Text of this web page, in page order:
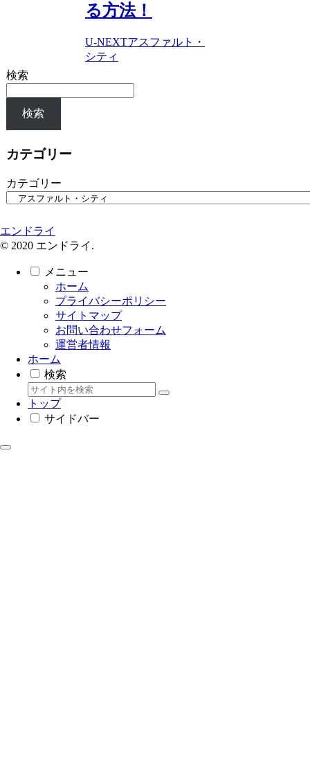
る方法！
U-NEXTアスファルト・
シティ
検索
検索
カテゴリー
カテゴリー
エンドライ
© 2020 エンドライ.
メニュー
ホーム
プライバシーポリシー
サイトマップ
お問い合わせフォーム
運営者情報
ホーム
検索
トップ
サイドバー